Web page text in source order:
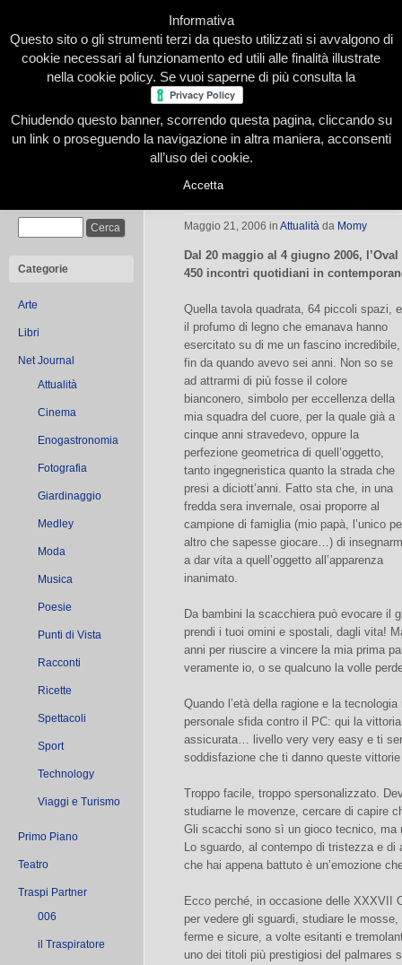
Home Presentazione Redazione Le nostre firme
Categorie
Arte
Libri
Net Journal
Attualità
Cinema
Enogastronomia
Fotografia
Giardinaggio
Medley
Moda
Musica
Poesie
Punti di Vista
Racconti
Ricette
Spettacoli
Sport
Technology
Viaggi e Turismo
Primo Piano
Teatro
Traspi Partner
006
il Traspiratore
Al via le 37e Olimpiadi degli
Maggio 21, 2006 in Attualità da Momy
Dal 20 maggio al 4 giugno 2006,
450 incontri quotidiani in
Quella tavola quadrata, 64 piccoli spazi, e
il profumo di legno che emanava hanno
esercitato su di me un fascino incredibile,
fin da quando avevo sei anni. Non so se
ad attrarmi di più fosse il colore
bianconero, simbolo per eccellenza della
mia squadra del cuore, per la quale già a
cinque anni stravedevo, oppure la
perfezione geometrica di quell’oggetto,
tanto ingegneristica quanto la strada che
presi a diciott’anni. Fatto sta che, in una
fredda sera invernale, osai proporre al
campione di famiglia (mio papà, l’unico
altro che sapesse giocare…) di
a dar vita a quell’oggetto all’apparenza
inanimato.
Da bambini la scacchiera può evocare il
prendi i tuoi omini e spostali, dagli vita!
anni per riuscire a vincere la mia prima
veramente io, o se qualcuno la volle
Quando l’età della ragione e la
personale sfida contro il PC: qui la
assicurata… livello very very easy e ti
soddisfazione che ti danno queste
Troppo facile, troppo spersonalizzato.
studiarne le movenze, cercare di capire
Gli scacchi sono sì un gioco tecnico, ma
Lo sguardo, al contempo di tristezza e di
che hai appena battuto è un’emozione
Ecco perché, in occasione delle XXXVII
per vedere gli sguardi, studiare le
ferme e sicure, a volte esitanti e
uno dei titoli più prestigiosi del palmares
Informativa
Questo sito o gli strumenti terzi da questo utilizzati si avvalgono di
cookie necessari al funzionamento ed utili alle finalità illustrate
nella cookie policy. Se vuoi saperne di più consulta la
Chiudendo questo banner, scorrendo questa pagina, cliccando su
un link o proseguendo la navigazione in altra maniera, acconsenti
all’uso dei cookie.
Accetta